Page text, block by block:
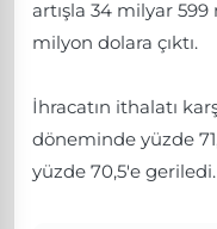
artışla 34 milyar
milyon dolara çıktı.
İhracatın ithalatı
döneminde yüzde
yüzde 70,5'e geriledi.